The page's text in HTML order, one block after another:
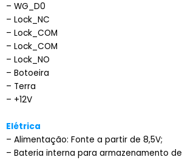
– WG_D0
– Lock_NC
– Lock_COM
– Lock_COM
– Lock_NO
– Botoeira
– Terra
– +12V
Elétrica
– Alimentação: Fonte a partir de 8,5V;
– Bateria interna para armazenamento de